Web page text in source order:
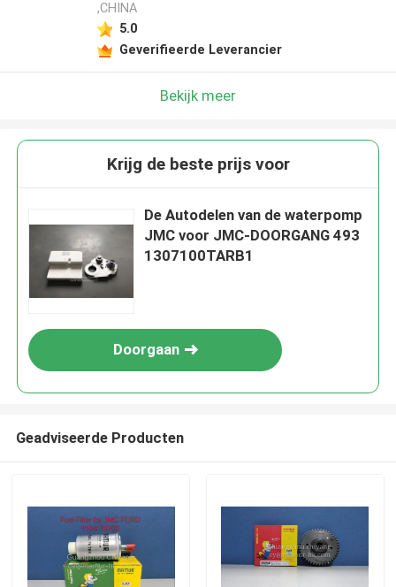
,CHINA
5.0
Geverifieerde Leverancier
Bekijk meer
Krijg de beste prijs voor
De Autodelen van de waterpomp
JMC voor JMC-DOORGANG 493
1307100TARB1
Doorgaan
Geadviseerde Producten